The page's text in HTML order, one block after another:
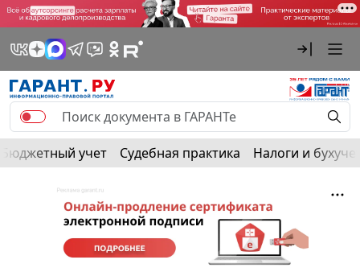
Бюджетный учет Судебная практика Налоги и